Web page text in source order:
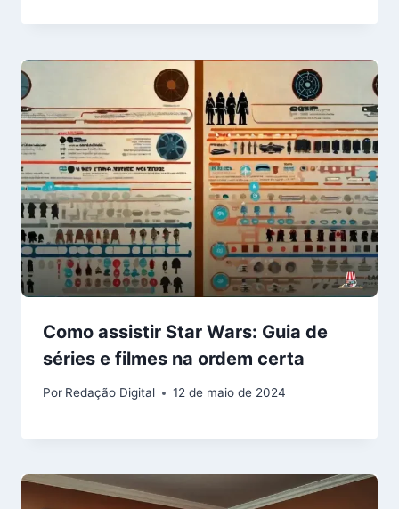
Como assistir Star Wars: Guia de
séries e filmes na ordem certa
Por Redação Digital 12 de maio de 2024